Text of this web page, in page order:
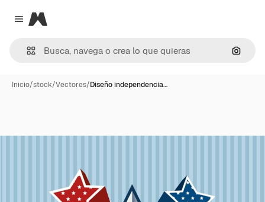
Close menu
Magnific
Inicio/stock/Vectores/Diseño independencia…